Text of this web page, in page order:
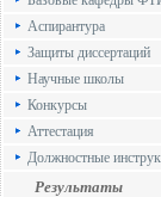
Аспирантура
Защиты диссертаций
Научные школы
Конкурсы
Аттестация
Должностные
Результаты